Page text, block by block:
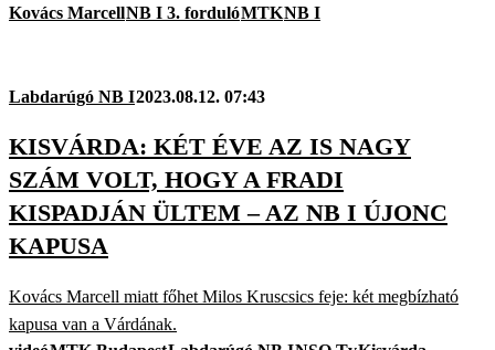
Kovács MarcellNB I 3. fordulóMTKNB I
Labdarúgó NB I2023.08.12. 07:43
KISVÁRDA: KÉT ÉVE AZ IS NAGY
SZÁM VOLT, HOGY A FRADI
KISPADJÁN ÜLTEM – AZ NB I ÚJONC
KAPUSA
Kovács Marcell miatt főhet Milos Kruscsics feje: két megbízható
kapusa van a Várdának.